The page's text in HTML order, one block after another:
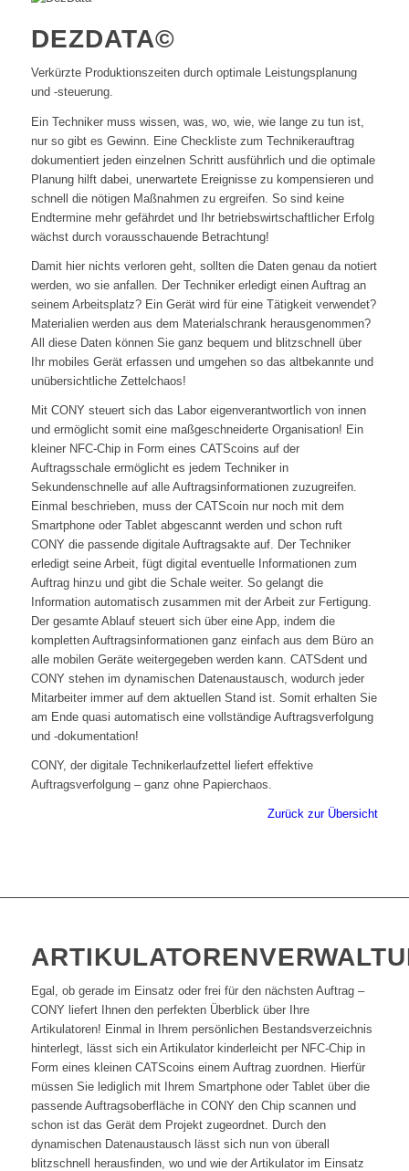
DEZDATA©
Verkürzte Produktionszeiten durch optimale Leistungsplanung
und -steuerung.
Ein Techniker muss wissen, was, wo, wie, wie lange zu tun ist,
nur so gibt es Gewinn. Eine Checkliste zum Technikerauftrag
dokumentiert jeden einzelnen Schritt ausführlich und die optimale
Planung hilft dabei, unerwartete Ereignisse zu kompensieren und
schnell die nötigen Maßnahmen zu ergreifen. So sind keine
Endtermine mehr gefährdet und Ihr betriebswirtschaftlicher Erfolg
wächst durch vorausschauende Betrachtung!
Damit hier nichts verloren geht, sollten die Daten genau da notiert
werden, wo sie anfallen. Der Techniker erledigt einen Auftrag an
seinem Arbeitsplatz? Ein Gerät wird für eine Tätigkeit verwendet?
Materialien werden aus dem Materialschrank herausgenommen?
All diese Daten können Sie ganz bequem und blitzschnell über
Ihr mobiles Gerät erfassen und umgehen so das altbekannte und
unübersichtliche Zettelchaos!
Mit CONY steuert sich das Labor eigenverantwortlich von innen
und ermöglicht somit eine maßgeschneiderte Organisation! Ein
kleiner NFC-Chip in Form eines CATScoins auf der
Auftragsschale ermöglicht es jedem Techniker in
Sekundenschnelle auf alle Auftragsinformationen zuzugreifen.
Einmal beschrieben, muss der CATScoin nur noch mit dem
Smartphone oder Tablet abgescannt werden und schon ruft
CONY die passende digitale Auftragsakte auf. Der Techniker
erledigt seine Arbeit, fügt digital eventuelle Informationen zum
Auftrag hinzu und gibt die Schale weiter. So gelangt die
Information automatisch zusammen mit der Arbeit zur Fertigung.
Der gesamte Ablauf steuert sich über eine App, indem die
kompletten Auftragsinformationen ganz einfach aus dem Büro an
alle mobilen Geräte weitergegeben werden kann. CATSdent und
CONY stehen im dynamischen Datenaustausch, wodurch jeder
Mitarbeiter immer auf dem aktuellen Stand ist. Somit erhalten Sie
am Ende quasi automatisch eine vollständige Auftragsverfolgung
und -dokumentation!
CONY, der digitale Technikerlaufzettel liefert effektive
Auftragsverfolgung – ganz ohne Papierchaos.
Zurück zur Übersicht
Egal, ob gerade im Einsatz oder frei für den nächsten Auftrag –
CONY liefert Ihnen den perfekten Überblick über Ihre
Artikulatoren! Einmal in Ihrem persönlichen Bestandsverzeichnis
hinterlegt, lässt sich ein Artikulator kinderleicht per NFC-Chip in
Form eines kleinen CATScoins einem Auftrag zuordnen. Hierfür
müssen Sie lediglich mit Ihrem Smartphone oder Tablet über die
passende Auftragsoberfläche in CONY den Chip scannen und
schon ist das Gerät dem Projekt zugeordnet. Durch den
dynamischen Datenaustausch lässt sich nun von überall
blitzschnell herausfinden, wo und wie der Artikulator im Einsatz